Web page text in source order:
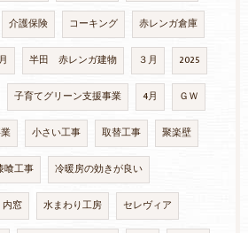
介護保険 コーキング 赤レンガ倉庫
半田 赤レンガ建物 ３月 2025
子育てグリーン支援事業 4月 ＧＷ
小さい工事 取替工事 聚楽壁
喰工事 冷暖房の効きが良い
内窓 水まわり工房 セレヴィア